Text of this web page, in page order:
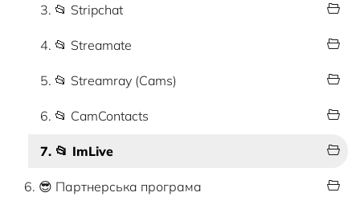
3. 📂 Stripchat
4. 📂 Streamate
5. 📂 Streamray (Cams)
6. 📂 CamContacts
7. 📂 ImLive
6. 😎 Партнерська програма